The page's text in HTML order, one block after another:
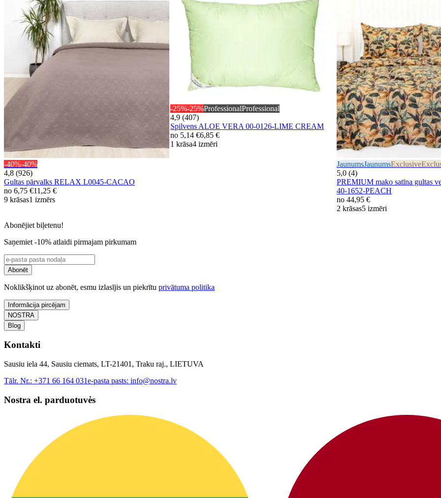
-40%-40%
4,8 (926)
Gultas pārvalks RELAX L0045-CACAO
no 6,75 €11,25 €
9 krāsas1 izmērs
-25%-25%ProfessionalProfessional
4,9 (407)
Spilvens ALOE VERA 00-0126-LIME CREAM
no 5,14 €6,85 €
1 krāsa4 izmēri
JaunumsJaunumsExclusive
5,0 (4)
PREMIUM mako satīna gultas
40-1652-PEACH
no 44,95 €
2 krāsas5 izmēri
Abonējiet biļetenu!
Saņemiet -10% atlaidi pirmajam pirkumam
Abonēt
Noklikšķinot uz abonēt, esmu izlasījis un piekrītu privātuma politika
Informācija pircējam
NOSTRA
Blog
Kontakti
Sausiu iela 44, Sausiu ciemats, LT-21401, Traku raj., LIETUVA
Tālr. Nr.: +371 66 164 031e-pasta pasts: info@nostra.lv
Nostra el. parduotuvės